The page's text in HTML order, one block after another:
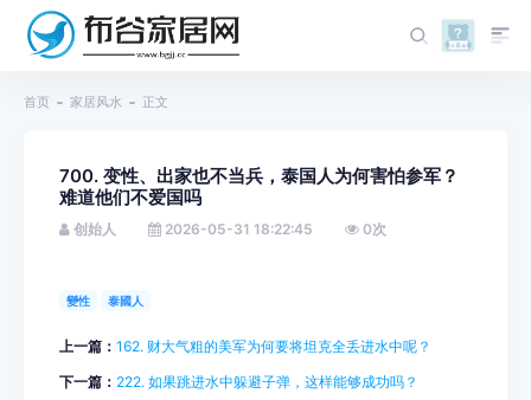
首页 家居风水 正文
700. 变性、出家也不当兵，泰国人为何害怕参军？
难道他们不爱国吗
创始人 2026-05-31 18:22:45 0次
變性 泰國人
上一篇： 162. 财大气粗的美军为何要将坦克全丢进水中呢？
下一篇： 222. 如果跳进水中躲避子弹，这样能够成功吗？